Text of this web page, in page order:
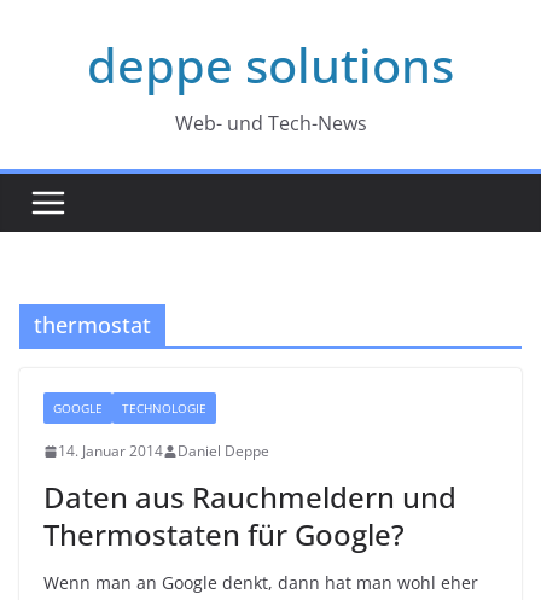
deppe solutions
Web- und Tech-News
thermostat
GOOGLE TECHNOLOGIE
14. Januar 2014 Daniel Deppe
Daten aus Rauchmeldern und
Thermostaten für Google?
Wenn man an Google denkt, dann hat man wohl eher